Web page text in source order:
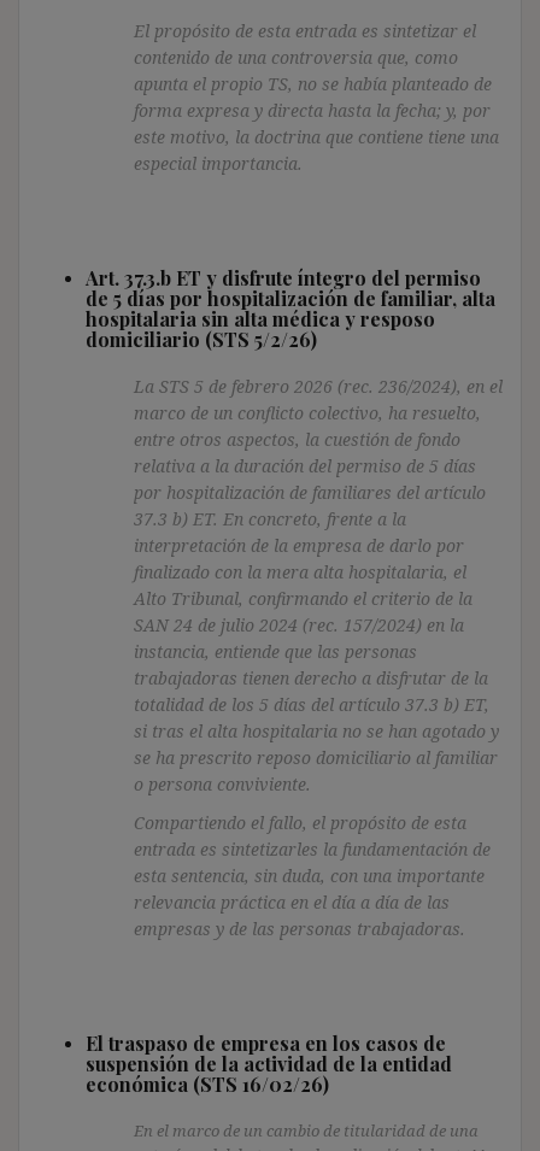
El propósito de esta entrada es sintetizar el
contenido de una controversia que, como
apunta el propio TS, no se había planteado de
forma expresa y directa hasta la fecha; y, por
este motivo, la doctrina que contiene tiene una
especial importancia.
Art. 37.3.b ET y disfrute íntegro del permiso
de 5 días por hospitalización de familiar, alta
hospitalaria sin alta médica y resposo
domiciliario (STS 5/2/26)
La STS 5 de febrero 2026 (rec. 236/2024), en el
marco de un conflicto colectivo, ha resuelto,
entre otros aspectos, la cuestión de fondo
relativa a la duración del permiso de 5 días
por hospitalización de familiares del artículo
37.3 b) ET. En concreto, frente a la
interpretación de la empresa de darlo por
finalizado con la mera alta hospitalaria, el
Alto Tribunal, confirmando el criterio de la
SAN 24 de julio 2024 (rec. 157/2024) en la
instancia, entiende que las personas
trabajadoras tienen derecho a disfrutar de la
totalidad de los 5 días del artículo 37.3 b) ET,
si tras el alta hospitalaria no se han agotado y
se ha prescrito reposo domiciliario al familiar
o persona conviviente.
Compartiendo el fallo, el propósito de esta
entrada es sintetizarles la fundamentación de
esta sentencia, sin duda, con una importante
relevancia práctica en el día a día de las
empresas y de las personas trabajadoras.
El traspaso de empresa en los casos de
suspensión de la actividad de la entidad
económica (STS 16/02/26)
En el marco de un cambio de titularidad de una